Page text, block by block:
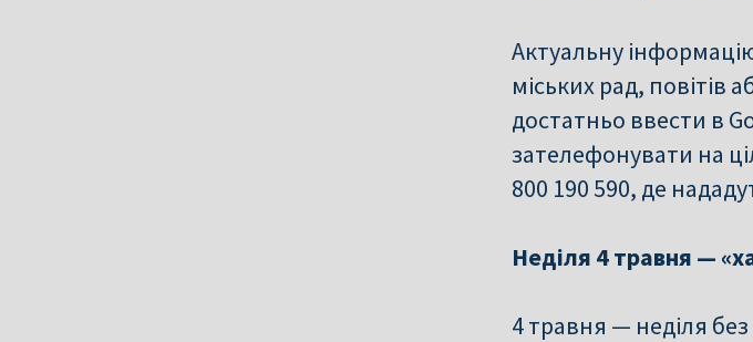
Актуальну
міських рад,
достатньо ввести в
зателефонувати на
800 190 590, де
Неділя 4 травня —
4 травня — неділя без